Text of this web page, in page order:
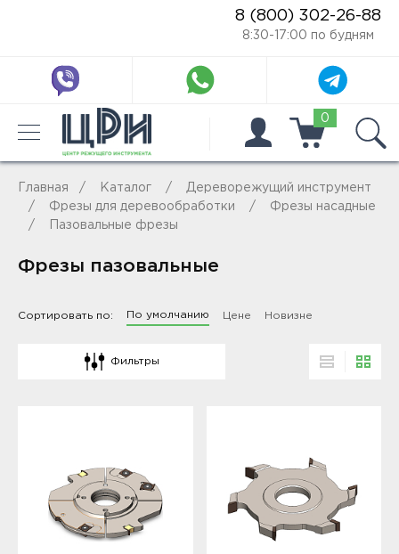
8 (800) 302-26-88
8:30-17:00 по будням
0
Главная Каталог
Дереворежущий инструмент
Фрезы для деревообработки
Фрезы насадные
Пазовальные фрезы
Фрезы пазовальные
Сортировать по: По умолчанию Цене Новизне